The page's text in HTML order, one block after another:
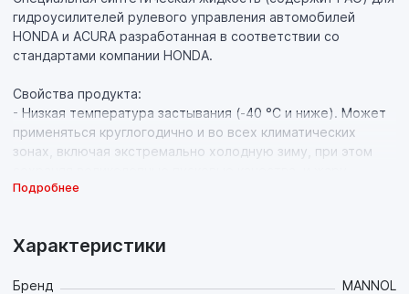
гидроусилителей рулевого управления автомобилей
HONDA и ACURA разработанная в соответствии со
стандартами компании HONDA.
Свойства продукта:
- Низкая температура застывания (-40 °C и ниже). Может
применяться круглогодично и во всех климатических
зонах, включая экстремально холодную зиму, при этом
(верхний предел рабочей температуры +100 °C);
температурах;
предотвращает утечки;
Подробнее
Характеристики
Бренд MANNOL